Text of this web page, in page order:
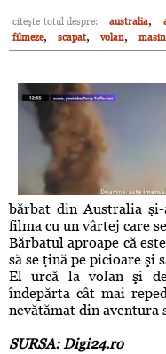
citeşte totul despre: australia,
filmeze, scapat, volan,
bărbat din Australia
filma cu un vârtej care
Bărbatul aproape că
să se ţină pe picioare şi
El urcă la volan şi
îndepărta cât mai
nevătămat din aventura
SURSA: Digi24.ro